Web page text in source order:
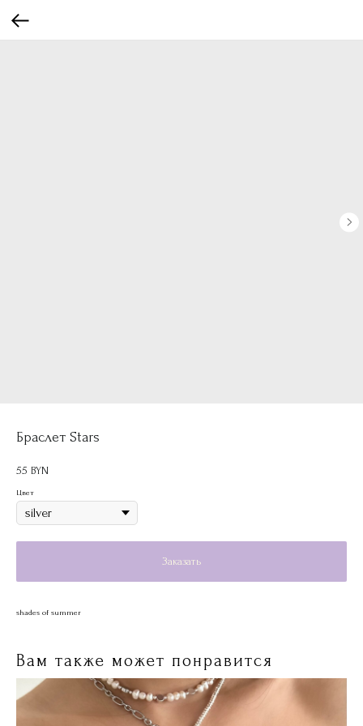
Браслет Stars
55 BYN
Цвет
Заказать
shades of summer
Вам также может понравится